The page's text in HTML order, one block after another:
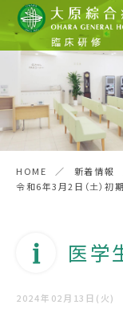
HOME 新着情報
令和6年3月2日（土）初
医学
2024年02月13日(火)
研
病
後
歯